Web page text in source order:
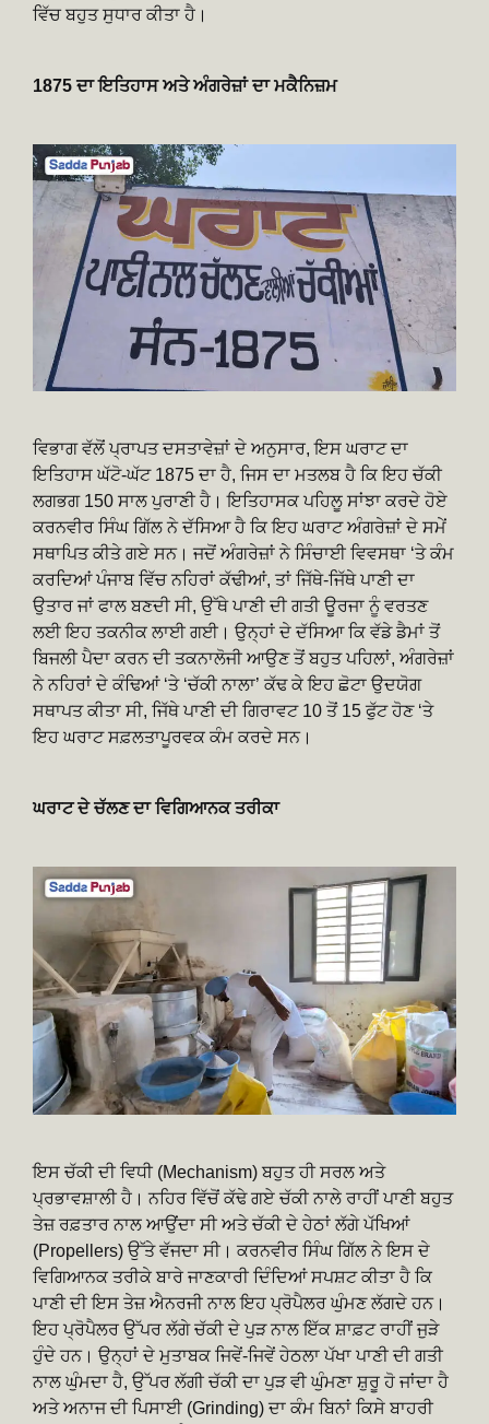
ਵਿੱਚ ਬਹੁਤ ਸੁਧਾਰ ਕੀਤਾ ਹੈ।
1875 ਦਾ ਇਤਿਹਾਸ ਅਤੇ ਅੰਗਰੇਜ਼ਾਂ ਦਾ ਮਕੈਨਿਜ਼ਮ
ਵਿਭਾਗ ਵੱਲੋਂ ਪ੍ਰਾਪਤ ਦਸਤਾਵੇਜ਼ਾਂ ਦੇ ਅਨੁਸਾਰ, ਇਸ ਘਰਾਟ ਦਾ
ਇਤਿਹਾਸ ਘੱਟੋ-ਘੱਟ 1875 ਦਾ ਹੈ, ਜਿਸ ਦਾ ਮਤਲਬ ਹੈ ਕਿ ਇਹ ਚੱਕੀ
ਲਗਭਗ 150 ਸਾਲ ਪੁਰਾਣੀ ਹੈ। ਇਤਿਹਾਸਕ ਪਹਿਲੂ ਸਾਂਝਾ ਕਰਦੇ ਹੋਏ
ਕਰਨਵੀਰ ਸਿੰਘ ਗਿੱਲ ਨੇ ਦੱਸਿਆ ਹੈ ਕਿ ਇਹ ਘਰਾਟ ਅੰਗਰੇਜ਼ਾਂ ਦੇ ਸਮੇਂ
ਸਥਾਪਿਤ ਕੀਤੇ ਗਏ ਸਨ। ਜਦੋਂ ਅੰਗਰੇਜ਼ਾਂ ਨੇ ਸਿੰਚਾਈ ਵਿਵਸਥਾ ‘ਤੇ ਕੰਮ
ਕਰਦਿਆਂ ਪੰਜਾਬ ਵਿੱਚ ਨਹਿਰਾਂ ਕੱਢੀਆਂ, ਤਾਂ ਜਿੱਥੇ-ਜਿੱਥੇ ਪਾਣੀ ਦਾ
ਉਤਾਰ ਜਾਂ ਫਾਲ ਬਣਦੀ ਸੀ, ਉੱਥੇ ਪਾਣੀ ਦੀ ਗਤੀ ਊਰਜਾ ਨੂੰ ਵਰਤਣ
ਲਈ ਇਹ ਤਕਨੀਕ ਲਾਈ ਗਈ। ਉਨ੍ਹਾਂ ਦੇ ਦੱਸਿਆ ਕਿ ਵੱਡੇ ਡੈਮਾਂ ਤੋਂ
ਬਿਜਲੀ ਪੈਦਾ ਕਰਨ ਦੀ ਤਕਨਾਲੋਜੀ ਆਉਣ ਤੋਂ ਬਹੁਤ ਪਹਿਲਾਂ, ਅੰਗਰੇਜ਼ਾਂ
ਨੇ ਨਹਿਰਾਂ ਦੇ ਕੰਢਿਆਂ ‘ਤੇ ‘ਚੱਕੀ ਨਾਲਾ’ ਕੱਢ ਕੇ ਇਹ ਛੋਟਾ ਉਦਯੋਗ
ਸਥਾਪਤ ਕੀਤਾ ਸੀ, ਜਿੱਥੇ ਪਾਣੀ ਦੀ ਗਿਰਾਵਟ 10 ਤੋਂ 15 ਫੁੱਟ ਹੋਣ ‘ਤੇ
ਇਹ ਘਰਾਟ ਸਫ਼ਲਤਾਪੂਰਵਕ ਕੰਮ ਕਰਦੇ ਸਨ।
ਘਰਾਟ ਦੇ ਚੱਲਣ ਦਾ ਵਿਗਿਆਨਕ ਤਰੀਕਾ
ਇਸ ਚੱਕੀ ਦੀ ਵਿਧੀ (Mechanism) ਬਹੁਤ ਹੀ ਸਰਲ ਅਤੇ
ਪ੍ਰਭਾਵਸ਼ਾਲੀ ਹੈ। ਨਹਿਰ ਵਿੱਚੋਂ ਕੱਢੇ ਗਏ ਚੱਕੀ ਨਾਲੇ ਰਾਹੀਂ ਪਾਣੀ ਬਹੁਤ
ਤੇਜ਼ ਰਫ਼ਤਾਰ ਨਾਲ ਆਉਂਦਾ ਸੀ ਅਤੇ ਚੱਕੀ ਦੇ ਹੇਠਾਂ ਲੱਗੇ ਪੱਖਿਆਂ
(Propellers) ਉੱਤੇ ਵੱਜਦਾ ਸੀ। ਕਰਨਵੀਰ ਸਿੰਘ ਗਿੱਲ ਨੇ ਇਸ ਦੇ
ਵਿਗਿਆਨਕ ਤਰੀਕੇ ਬਾਰੇ ਜਾਣਕਾਰੀ ਦਿੰਦਿਆਂ ਸਪਸ਼ਟ ਕੀਤਾ ਹੈ ਕਿ
ਪਾਣੀ ਦੀ ਇਸ ਤੇਜ਼ ਐਨਰਜੀ ਨਾਲ ਇਹ ਪ੍ਰੋਪੈਲਰ ਘੁੰਮਣ ਲੱਗਦੇ ਹਨ।
ਇਹ ਪ੍ਰੋਪੈਲਰ ਉੱਪਰ ਲੱਗੇ ਚੱਕੀ ਦੇ ਪੁੜ ਨਾਲ ਇੱਕ ਸ਼ਾਫ਼ਟ ਰਾਹੀਂ ਜੁੜੇ
ਹੁੰਦੇ ਹਨ। ਉਨ੍ਹਾਂ ਦੇ ਮੁਤਾਬਕ ਜਿਵੇਂ-ਜਿਵੇਂ ਹੇਠਲਾ ਪੱਖਾ ਪਾਣੀ ਦੀ ਗਤੀ
ਨਾਲ ਘੁੰਮਦਾ ਹੈ, ਉੱਪਰ ਲੱਗੀ ਚੱਕੀ ਦਾ ਪੁੜ ਵੀ ਘੁੰਮਣਾ ਸ਼ੁਰੂ ਹੋ ਜਾਂਦਾ ਹੈ
ਅਤੇ ਅਨਾਜ ਦੀ ਪਿਸਾਈ (Grinding) ਦਾ ਕੰਮ ਬਿਨਾਂ ਕਿਸੇ ਬਾਹਰੀ